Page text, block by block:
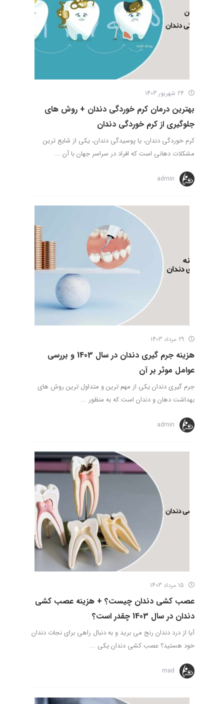
بهترین درمان کرم خوردگی دندان + روش های
جلوگیری از کرم خوردگی دندان
کرم خوردگی دندان، یا پوسیدگی دندان، یکی از شایع ترین
مشکلات دهانی است که افراد در سراسر جهان با آن ...
admin
هزینه جرم گیری دندان در سال 1403 و بررسی
عوامل موثر بر آن
جرم گیری دندان یکی از مهم ترین و متداول ترین روش های
بهداشت دهان و دندان است که به منظور ...
admin
عصب کشی دندان چیست؟ + هزینه عصب کشی
دندان در سال 1403 چقدر است؟
آیا از درد دندان رنج می برید و به دنبال راهی برای نجات دندان
خود هستید؟ عصب کشی دندان یکی ...
mad